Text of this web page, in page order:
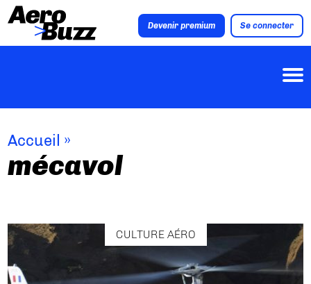
Devenir premium Se connecter
Accueil »
mécavol
CULTURE AÉRO